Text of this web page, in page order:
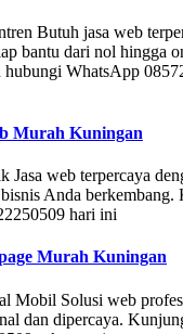
Butuh jasa web
bantu dari nol hingga
hubungi WhatsApp
Murah Kuningan
Jasa web terpercaya
Anda
hari ini
Murah Kuningan
Mobil Solusi web
dan dipercaya.